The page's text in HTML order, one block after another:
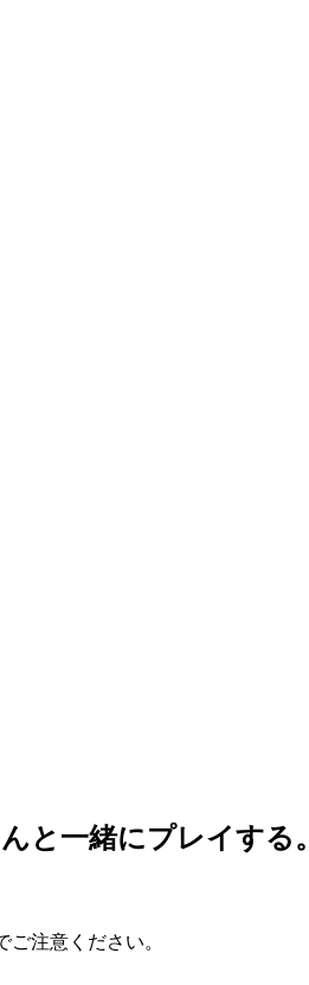
と一緒にプレイする。
注意ください。